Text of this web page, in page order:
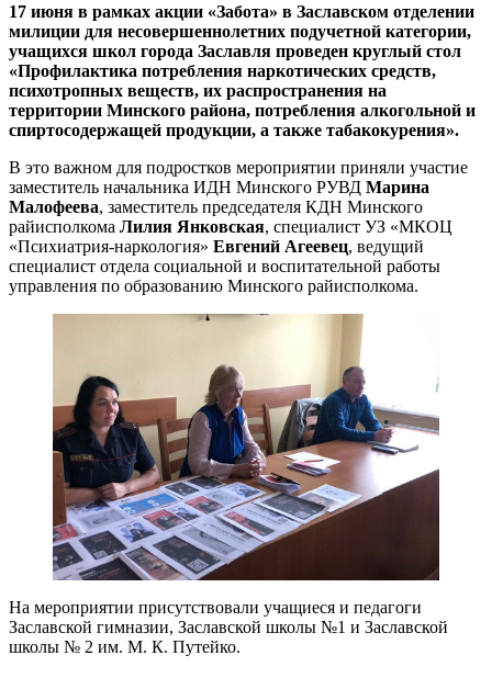
17 июня в рамках акции «Забота» в Заславском отделении
милиции для несовершеннолетних подучетной категории,
учащихся школ города Заславля проведен круглый стол
«Профилактика потребления наркотических средств,
психотропных веществ, их распространения на
территории Минского района, потребления алкогольной и
спиртосодержащей продукции, а также табакокурения».
В это важном для подростков мероприятии приняли участие
заместитель начальника ИДН Минского РУВД Марина
Малофеева, заместитель председателя КДН Минского
райисполкома Лилия Янковская, специалист УЗ «МКОЦ
«Психиатрия-наркология» Евгений Агеевец, ведущий
специалист отдела социальной и воспитательной работы
управления по образованию Минского райисполкома.
На мероприятии присутствовали учащиеся и педагоги
Заславской гимназии, Заславской школы №1 и Заславской
школы № 2 им. М. К. Путейко.